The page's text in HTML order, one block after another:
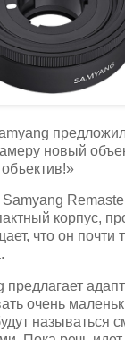
новый
корпус,
что он почти
предлагает
очень
называться